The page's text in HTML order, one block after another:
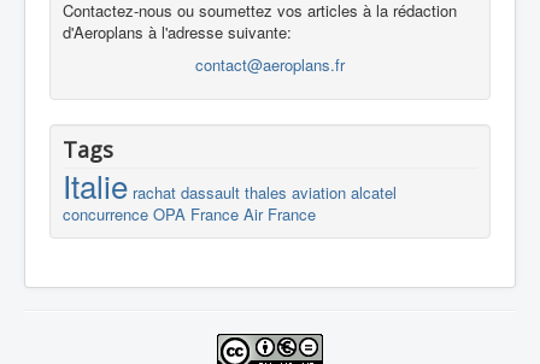
Contactez-nous ou soumettez vos articles à la rédaction
d'Aeroplans à l'adresse suivante:
contact@aeroplans.fr
Tags
Italie rachat dassault thales aviation alcatel
concurrence OPA France Air France